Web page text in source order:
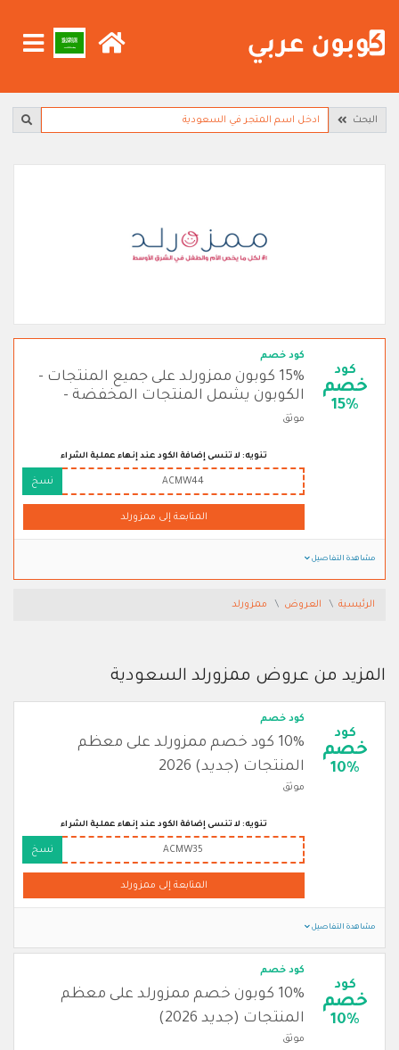
البحث
كود
خصم
15%
كود خصم
15% كوبون ممزورلد على جميع المنتجات -
الكوبون يشمل المنتجات المخفضة -
موثق
تنويه: لا تنسى إضافة الكود عند إنهاء عملية الشراء
ACMW44 نسخ
المتابعة إلى ممزورلد
مشاهدة التفاصيل
الرئيسية العروض ممزورلد
المزيد من عروض ممزورلد السعودية
كود
خصم
10%
كود خصم
10% كود خصم ممزورلد على معظم
المنتجات (جديد) 2026
موثق
تنويه: لا تنسى إضافة الكود عند إنهاء عملية الشراء
ACMW35 نسخ
المتابعة إلى ممزورلد
مشاهدة التفاصيل
كود
خصم
10%
كود خصم
10% كوبون خصم ممزورلد على معظم
المنتجات (جديد 2026)
موثق